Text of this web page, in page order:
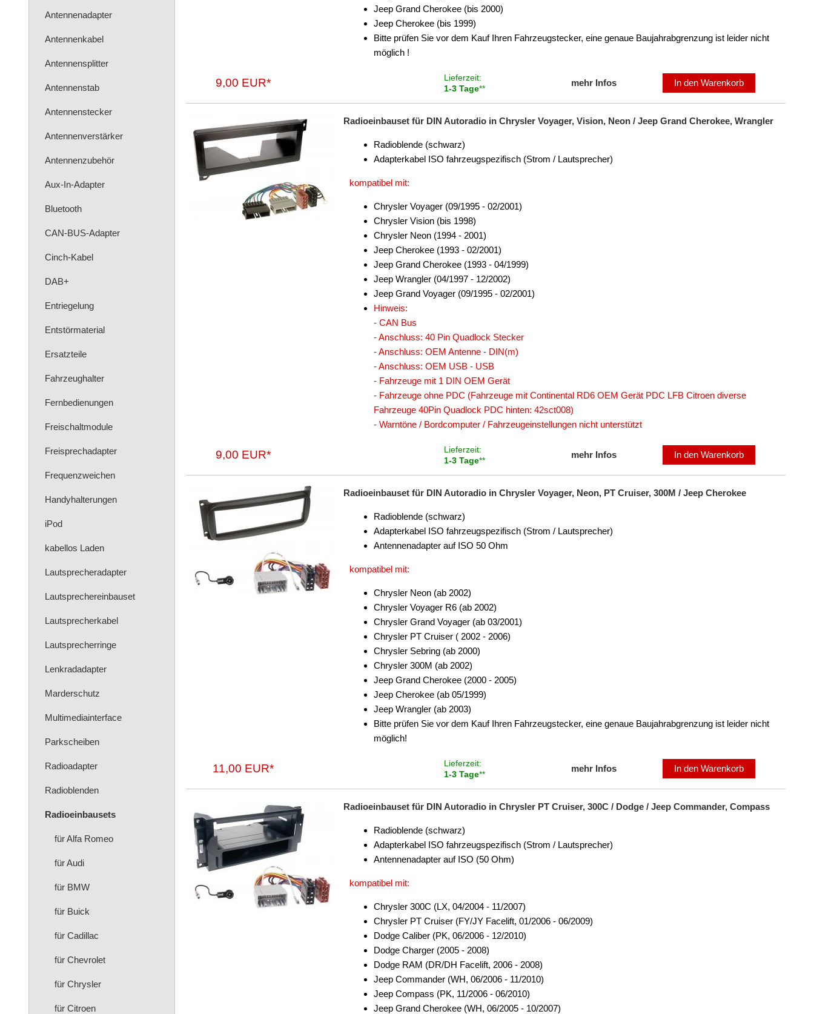
Antennenadapter
Antennenkabel
Antennensplitter
Antennenstab
Antennenstecker
Antennenverstärker
Antennenzubehör
Aux-In-Adapter
Bluetooth
CAN-BUS-Adapter
Cinch-Kabel
DAB+
Entriegelung
Entstörmaterial
Ersatzteile
Fahrzeughalter
Fernbedienungen
Freischaltmodule
Freisprechadapter
Frequenzweichen
Handyhalterungen
iPod
kabellos Laden
Lautsprecheradapter
Lautsprechereinbauset
Lautsprecherkabel
Lautsprecherringe
Lenkradadapter
Marderschutz
Multimediainterface
Parkscheiben
Radioadapter
Radioblenden
Radioeinbausets
für Alfa Romeo
für Audi
für BMW
für Buick
für Cadillac
für Chevrolet
für Chrysler
für Citroen
Jeep Grand Cherokee (bis 2000)
Jeep Cherokee (bis 1999)
Bitte prüfen Sie vor dem Kauf Ihren Fahrzeugstecker, eine genaue Baujahrabgrenzung ist leider nicht
möglich !
9,00 EUR*
Lieferzeit:
1-3 Tage**
mehr Infos In den Warenkorb
Radioeinbauset für DIN Autoradio in Chrysler Voyager, Vision, Neon / Jeep Grand Cherokee, Wrangler
Radioblende (schwarz)
Adapterkabel ISO fahrzeugspezifisch (Strom / Lautsprecher)
kompatibel mit:
Chrysler Voyager (09/1995 - 02/2001)
Chrysler Vision (bis 1998)
Chrysler Neon (1994 - 2001)
Jeep Cherokee (1993 - 02/2001)
Jeep Grand Cherokee (1993 - 04/1999)
Jeep Wrangler (04/1997 - 12/2002)
Jeep Grand Voyager (09/1995 - 02/2001)
Hinweis:
- CAN Bus
- Anschluss: 40 Pin Quadlock Stecker
- Anschluss: OEM Antenne - DIN(m)
- Anschluss: OEM USB - USB
- Fahrzeuge mit 1 DIN OEM Gerät
- Fahrzeuge ohne PDC (Fahrzeuge mit Continental RD6 OEM Gerät PDC LFB Citroen diverse
Fahrzeuge 40Pin Quadlock PDC hinten: 42sct008)
- Warntöne / Bordcomputer / Fahrzeugeinstellungen nicht unterstützt
9,00 EUR*
Lieferzeit:
1-3 Tage**
mehr Infos In den Warenkorb
Radioeinbauset für DIN Autoradio in Chrysler Voyager, Neon, PT Cruiser, 300M / Jeep Cherokee
Radioblende (schwarz)
Adapterkabel ISO fahrzeugspezifisch (Strom / Lautsprecher)
Antennenadapter auf ISO 50 Ohm
kompatibel mit:
Chrysler Neon (ab 2002)
Chrysler Voyager R6 (ab 2002)
Chrysler Grand Voyager (ab 03/2001)
Chrysler PT Cruiser ( 2002 - 2006)
Chrysler Sebring (ab 2000)
Chrysler 300M (ab 2002)
Jeep Grand Cherokee (2000 - 2005)
Jeep Cherokee (ab 05/1999)
Jeep Wrangler (ab 2003)
Bitte prüfen Sie vor dem Kauf Ihren Fahrzeugstecker, eine genaue Baujahrabgrenzung ist leider nicht
möglich!
11,00 EUR*
Lieferzeit:
1-3 Tage**
mehr Infos In den Warenkorb
Radioeinbauset für DIN Autoradio in Chrysler PT Cruiser, 300C / Dodge / Jeep Commander, Compass
Radioblende (schwarz)
Adapterkabel ISO fahrzeugspezifisch (Strom / Lautsprecher)
Antennenadapter auf ISO (50 Ohm)
kompatibel mit:
Chrysler 300C (LX, 04/2004 - 11/2007)
Chrysler PT Cruiser (FY/JY Facelift, 01/2006 - 06/2009)
Dodge Caliber (PK, 06/2006 - 12/2010)
Dodge Charger (2005 - 2008)
Dodge RAM (DR/DH Facelift, 2006 - 2008)
Jeep Commander (WH, 06/2006 - 11/2010)
Jeep Compass (PK, 11/2006 - 06/2010)
Jeep Grand Cherokee (WH, 06/2005 - 10/2007)